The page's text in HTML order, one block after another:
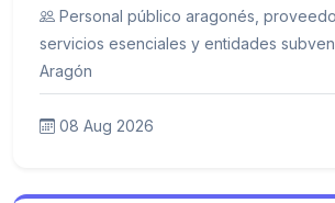
Personal público aragonés,
servicios esenciales y entidades
Aragón
08 Aug 2026